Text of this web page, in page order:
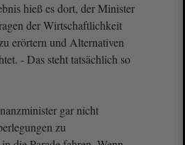
hieß es dort, der Minister
der Wirtschaftlichkeit
erörtern und Alternativen
- Das steht tatsächlich so
gar nicht
zu